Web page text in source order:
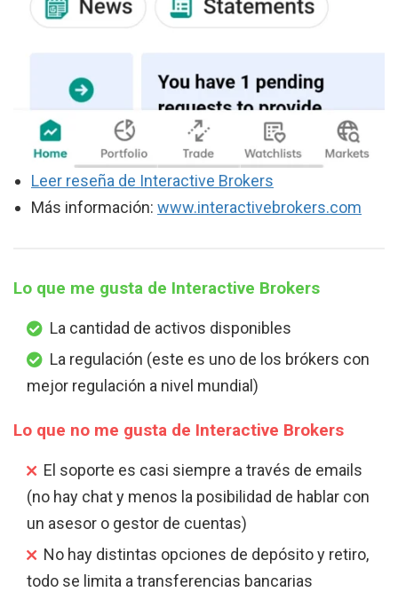
Leer reseña de Interactive Brokers
Más información: www.interactivebrokers.com
Lo que me gusta de Interactive Brokers
La cantidad de activos disponibles
La regulación (este es uno de los brókers con
mejor regulación a nivel mundial)
Lo que no me gusta de Interactive Brokers
El soporte es casi siempre a través de emails
(no hay chat y menos la posibilidad de hablar con
un asesor o gestor de cuentas)
No hay distintas opciones de depósito y retiro,
todo se limita a transferencias bancarias